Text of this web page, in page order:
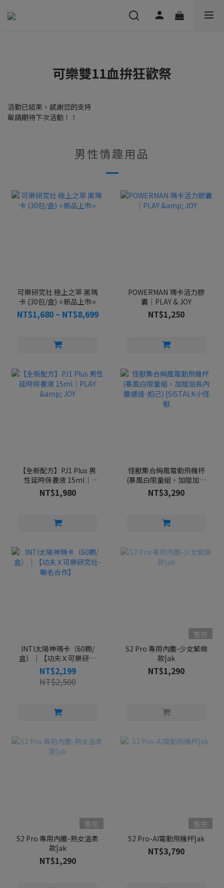
可樂雙11血拚狂歡祭
活動已結束，感謝您的支持
敬請期待下次活動！！
男性情趣用品
可樂研究社 極上之萃 黑瑪
卡 (30包/盒) ⭐️新品上市⭐️
NT$1,680 ~ NT$8,699
POWERMAN 瑪卡活力膠
囊｜PLAY & JOY
NT$1,250
【全新配方】PJ1 Plus 男
性延時保養液 15ml｜
PLAY & JOY
NT$1,980
怪獸集合絢風電動飛機杯
(暴風白限量組，加贈加長
內膽通道-妲己) |SISTALK
小怪獸
NT$3,290
INTI太陽神瑪卡（60顆/
盒）｜【功夫Ｘ可樂研究
社-聯名合作】
NT$2,199
NT$2,500
售完
S2 Pro 專用內膽-少女緊緻
款|ak
NT$1,290
售完
S2 Pro 專用內膽-熟女溫柔
款|ak
NT$1,290
售完
S2 Pro-AI電動飛機杯|ak
NT$3,790